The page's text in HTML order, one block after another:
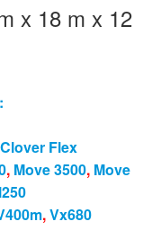
x 18 m x 12
Clover Flex
, Move 3500, Move
,Vx680